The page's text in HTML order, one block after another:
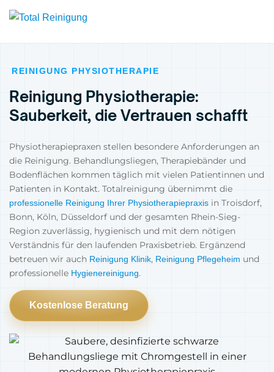
REINIGUNG PHYSIOTHERAPIE
Reinigung Physiotherapie:
Sauberkeit, die Vertrauen schafft
Physiotherapiepraxen stellen besondere Anforderungen an
die Reinigung. Behandlungsliegen, Therapiebänder und
Bodenflächen kommen täglich mit vielen Patientinnen und
Patienten in Kontakt. Totalreinigung übernimmt die
professionelle Reinigung Ihrer Physiotherapiepraxis in Troisdorf,
Bonn, Köln, Düsseldorf und der gesamten Rhein-Sieg-
Region zuverlässig, hygienisch und mit dem nötigen
Verständnis für den laufenden Praxisbetrieb. Ergänzend
betreuen wir auch Reinigung Klinik, Reinigung Pflegeheim und
professionelle Hygienereinigung.
Kostenlose Beratung